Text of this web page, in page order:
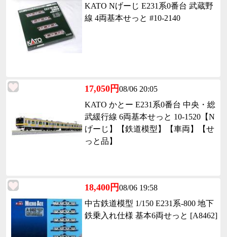
KATO Nげーじ E231系0番台 武蔵野
線 4両基本せっと #10-2140
17,050円08/06 20:05
KATO かとー E231系0番台 中央・総
武緩行線 6両基本せっと 10-1520【N
げーじ】【鉄道模型】【車両】【せ
っと品】
18,400円08/06 19:58
中古鉄道模型 1/150 E231系-800 地下
鉄乗入れ仕様 基本6両せっと [A8462]